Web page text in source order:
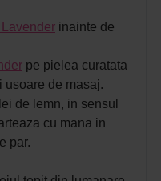
inainte de
pe pielea curatata
usoare de masaj.
de lemn, in sensul
cu mana in
par.